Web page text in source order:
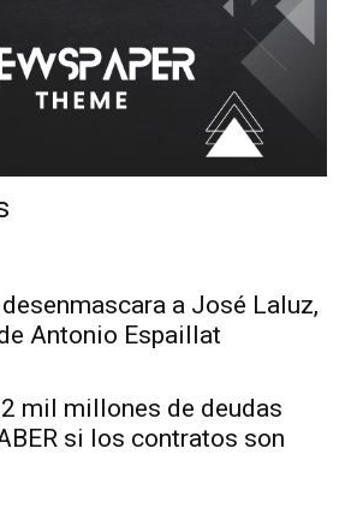
a José Laluz,
Antonio Espaillat
mil millones de deudas
si los contratos son